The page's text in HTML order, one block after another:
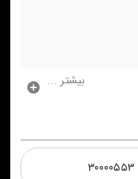
بیشتر ...
۳۰۰۰۰۵۵۳